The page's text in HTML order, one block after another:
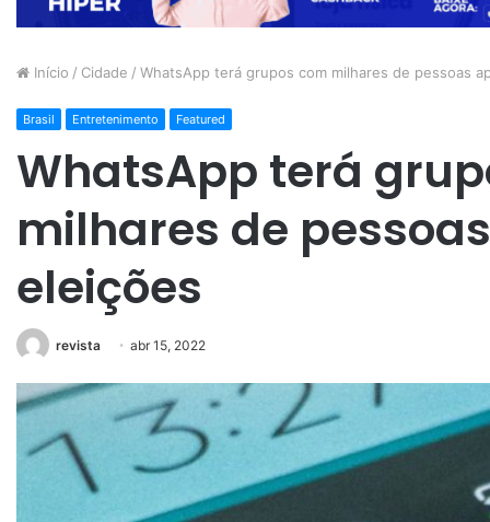
Início / Cidade / WhatsApp terá grupos com milhares de pessoas
Brasil Entretenimento Featured
WhatsApp terá
milhares de
eleições
revista abr 15, 2022